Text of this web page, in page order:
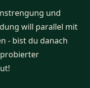
und
will parallel mit
- bist du danach